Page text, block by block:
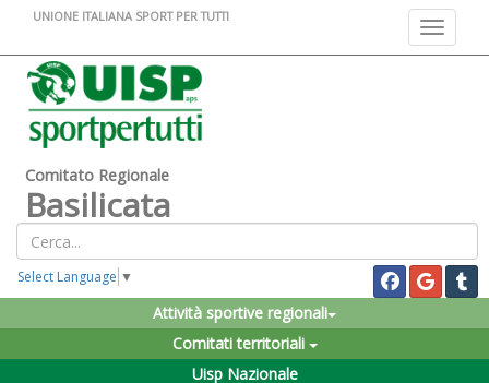
Toggle
UNIONE ITALIANA SPORT PER TUTTI
Comitato Regionale
Basilicata
Select Language ▼
Attività sportive regionali
Comitati territoriali
Uisp Nazionale